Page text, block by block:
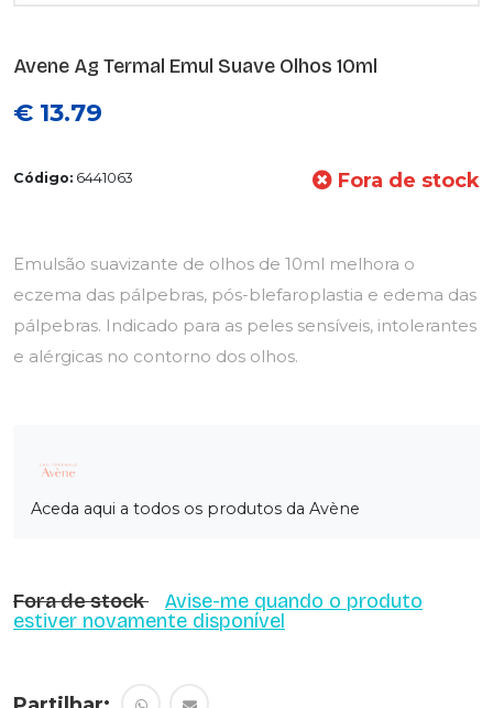
Avene Ag Termal Emul Suave Olhos 10ml
€ 13.79
Código: 6441063 Fora de stock
Emulsão suavizante de olhos de 10ml melhora o
eczema das pálpebras, pós-blefaroplastia e edema das
pálpebras. Indicado para as peles sensíveis, intolerantes
e alérgicas no contorno dos olhos.
Aceda aqui a todos os produtos da Avène
Fora de stock
Avise-me quando o produto
estiver novamente disponível